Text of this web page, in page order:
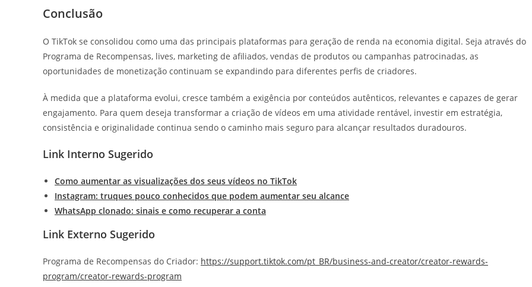
Conclusão
O TikTok se consolidou como uma das principais plataformas para geração de renda na economia digital. Seja através do
Programa de Recompensas, lives, marketing de afiliados, vendas de produtos ou campanhas patrocinadas, as
oportunidades de monetização continuam se expandindo para diferentes perfis de criadores.
À medida que a plataforma evolui, cresce também a exigência por conteúdos autênticos, relevantes e capazes de gerar
engajamento. Para quem deseja transformar a criação de vídeos em uma atividade rentável, investir em estratégia,
consistência e originalidade continua sendo o caminho mais seguro para alcançar resultados duradouros.
Link Interno Sugerido
Como aumentar as visualizações dos seus vídeos no TikTok
Instagram: truques pouco conhecidos que podem aumentar seu alcance
WhatsApp clonado: sinais e como recuperar a conta
Link Externo Sugerido
Programa de Recompensas do Criador: https://support.tiktok.com/pt_BR/business-and-creator/creator-rewards-
program/creator-rewards-program